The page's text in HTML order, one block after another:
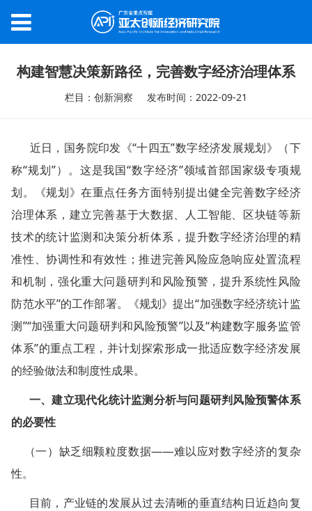
构建智慧决策新路径，完善数字经济治理体系
栏目：创新洞察 发布时间：2022-09-21
近日，国务院印发《“十四五”数字经济发展规划》（下
称“规划”）。这是我国“数字经济”领域首部国家级专项规
划。《规划》在重点任务方面特别提出健全完善数字经济
治理体系，建立完善基于大数据、人工智能、区块链等新
技术的统计监测和决策分析体系，提升数字经济治理的精
准性、协调性和有效性；推进完善风险应急响应处置流程
和机制，强化重大问题研判和风险预警，提升系统性风险
防范水平”的工作部署。《规划》提出“加强数字经济统计监
测”“加强重大问题研判和风险预警”以及“构建数字服务监管
体系”的重点工程，并计划探索形成一批适应数字经济发展
的经验做法和制度性成果。
一、建立现代化统计监测分析与问题研判风险预警体系
的必要性
（一）缺乏细颗粒度数据——难以应对数字经济的复杂
性。
目前，产业链的发展从过去清晰的垂直结构日近趋向复